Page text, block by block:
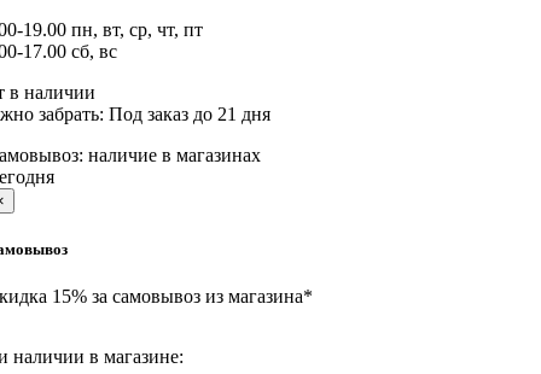
19.00 пн, вт, ср, чт, пт
17.00 сб, вс
в наличии
забрать: Под заказ до 21 дня
наличие в магазинах
15% за самовывоз из магазина*
наличии в магазине: